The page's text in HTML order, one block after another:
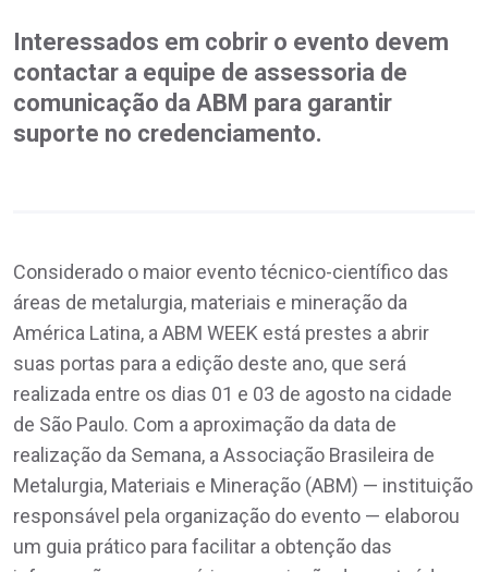
Interessados em cobrir o evento devem
contactar a equipe de assessoria de
comunicação da ABM para garantir
suporte no credenciamento.
Considerado o maior evento técnico-científico das
áreas de metalurgia, materiais e mineração da
América Latina, a ABM WEEK está prestes a abrir
suas portas para a edição deste ano, que será
realizada entre os dias 01 e 03 de agosto na cidade
de São Paulo. Com a aproximação da data de
realização da Semana, a Associação Brasileira de
Metalurgia, Materiais e Mineração (ABM) — instituição
responsável pela organização do evento — elaborou
um guia prático para facilitar a obtenção das